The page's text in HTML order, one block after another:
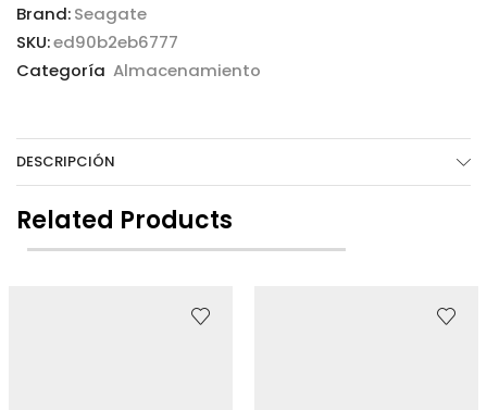
Brand:Seagate
SKU:ed90b2eb6777
Categoría Almacenamiento
DESCRIPCIÓN
Related Products